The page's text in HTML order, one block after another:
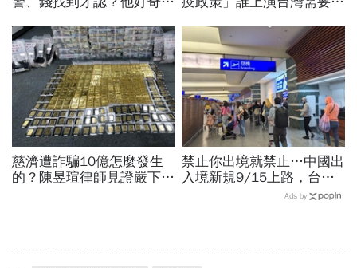
「擋疫苗」黑鍋只求1件事
瑾：還防疫團隊一個公道
慈濟遭詐騙10億怎麼發生
的？陳昱瑄律師見證嚴下跪
禁止你出境就禁止…中國出
入境新規9/15上路，台灣
人小心「有去無回」？4種
Ads by